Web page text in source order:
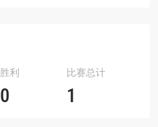
胜利
0
比赛总计
1